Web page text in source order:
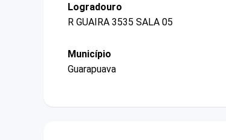
Logradouro
R GUAIRA 3535 SALA 05
Município
Guarapuava